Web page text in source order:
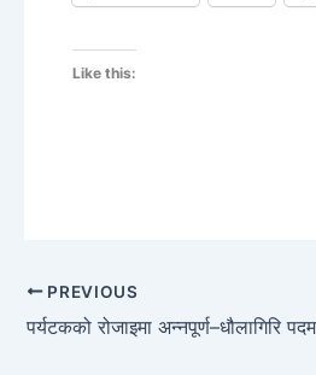
Like this:
PREVIOUS
पर्यटकको रोजाइमा अन्नपूर्ण–धौलागिरि